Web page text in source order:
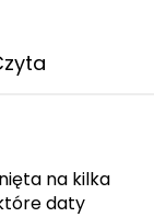
na kilka
daty